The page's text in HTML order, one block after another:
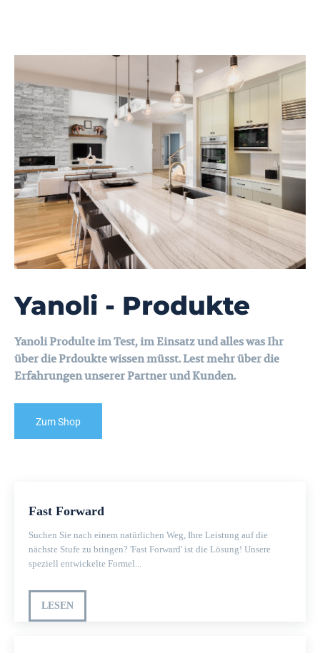
Yanoli - Produkte
Yanoli Produlte im Test, im Einsatz und alles was Ihr
über die Prdoukte wissen müsst. Lest mehr über die
Erfahrungen unserer Partner und Kunden.
Zum Shop
Fast Forward
Suchen Sie nach einem natürlichen Weg, Ihre Leistung auf die
nächste Stufe zu bringen? 'Fast Forward' ist die Lösung! Unsere
speziell entwickelte Formel...
LESEN